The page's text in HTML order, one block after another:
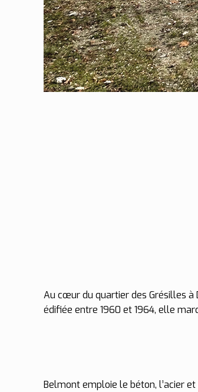
Au cœur du quartier des Grésilles à
édifiée entre 1960 et 1964, elle
Belmont emploie le béton, l’acier